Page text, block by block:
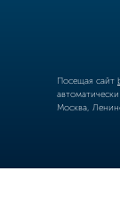
Посещая сайт
Москва,